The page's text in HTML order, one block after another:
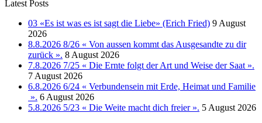
Latest Posts
03 «Es ist was es ist sagt die Liebe» (Erich Fried) 9 August
2026
8.8.2026 8/26 « Von aussen kommt das Ausgesandte zu dir
zurück ». 8 August 2026
7.8.2026 7/25 « Die Ernte folgt der Art und Weise der Saat ».
7 August 2026
6.8.2026 6/24 « Verbundensein mit Erde, Heimat und Familie
». 6 August 2026
5.8.2026 5/23 « Die Weite macht dich freier ». 5 August 2026